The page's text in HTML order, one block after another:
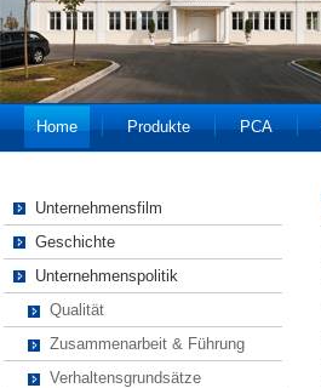
Home Produkte PCA
Unternehmensfilm
Geschichte
Unternehmenspolitik
Qualität
Zusammenarbeit & Führung
Verhaltensgrundsätze